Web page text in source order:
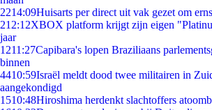
2214:09Huisarts per direct uit vak gezet om
212:12XBOX platform krijgt zijn eigen
jaar
1211:27Capibara's lopen Braziliaans
binnen
4410:59Israël meldt dood twee militairen in
aangekondigd
1510:48Hiroshima herdenkt slachtoffers